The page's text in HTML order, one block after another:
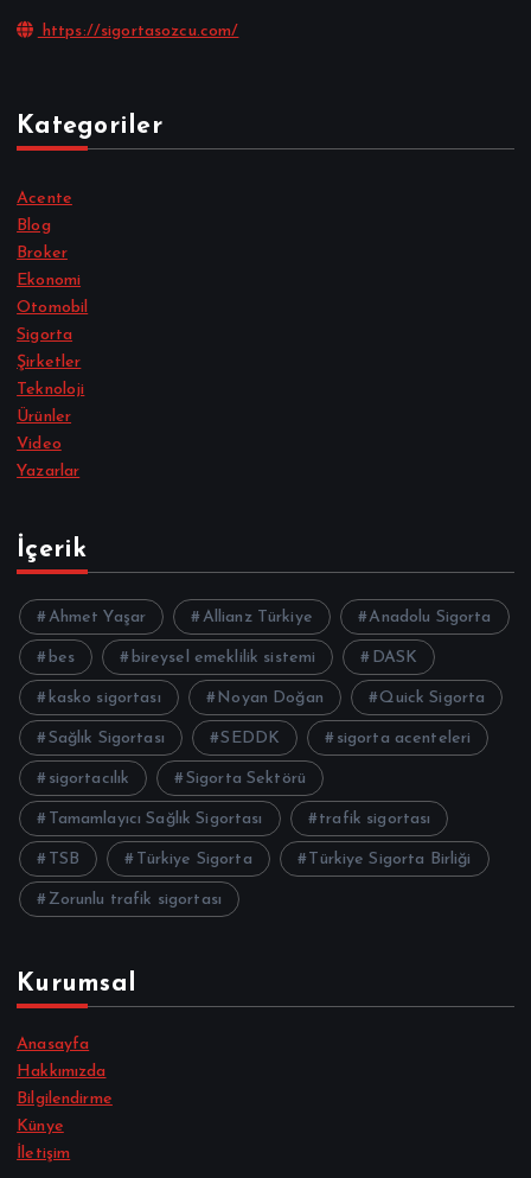
https://sigortasozcu.com/
Kategoriler
Acente
Blog
Broker
Ekonomi
Otomobil
Sigorta
Şirketler
Teknoloji
Ürünler
Video
Yazarlar
İçerik
Ahmet Yaşar Allianz Türkiye Anadolu Sigorta
bes bireysel emeklilik sistemi DASK
kasko sigortası Noyan Doğan Quick Sigorta
Sağlık Sigortası SEDDK sigorta acenteleri
sigortacılık Sigorta Sektörü
Tamamlayıcı Sağlık Sigortası trafik sigortası
TSB Türkiye Sigorta Türkiye Sigorta Birliği
Zorunlu trafik sigortası
Kurumsal
Anasayfa
Hakkımızda
Bilgilendirme
Künye
İletişim